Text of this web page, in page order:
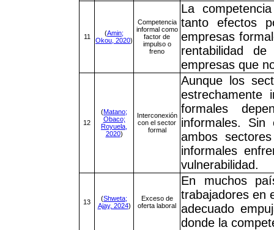
11 (Amin;
Okou, 2020)
Competencia
informal como
factor de
impulso o
freno
La
tanto efectos
empresas
rentabilidad
empresas que
12
(Matano;
Obaco;
Royuela,
2020)
Interconexión
con el sector
formal
Aunque los
estrechamente
formales
informales. Sin
ambos
informales
vulnerabilidad.
13 (Shweta;
Ajay, 2024)
Exceso de
oferta laboral
En muchos
trabajadores en
adecuado
donde la